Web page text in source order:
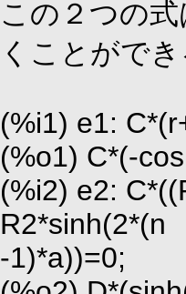
この２つの
くことがで
(%i1) e1:
(%o1) C*(-
(%i2) e2:
R2*sinh(2*(n
-1)*a))=0;